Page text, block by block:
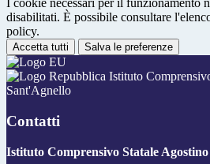
I cookie necessari per il funzionamento
disabilitati. È possibile consultare
policy.
Accetta tutti Salva le preferenze
Istituto
Sant'Agnello
Contatti
Istituto Comprensivo Statale